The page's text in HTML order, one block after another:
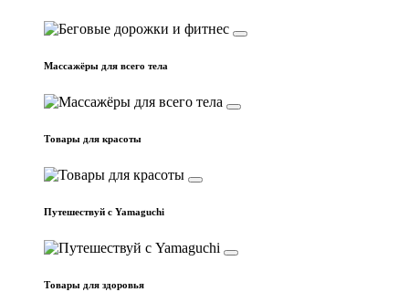
Массажёры для всего тела
Товары для красоты
Путешествуй с Yamaguchi
Товары для здоровья